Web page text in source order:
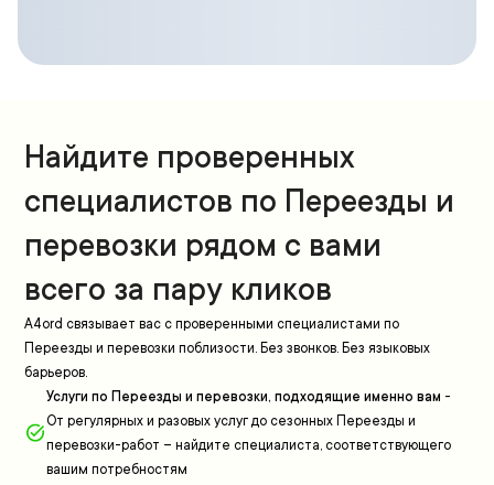
Найдите проверенных
специалистов по Переезды и
перевозки рядом с вами
всего за пару кликов
A4ord связывает вас с проверенными специалистами по
Переезды и перевозки поблизости. Без звонков. Без языковых
барьеров.
Услуги по Переезды и перевозки, подходящие именно вам -
От регулярных и разовых услуг до сезонных Переезды и
перевозки-работ – найдите специалиста, соответствующего
вашим потребностям